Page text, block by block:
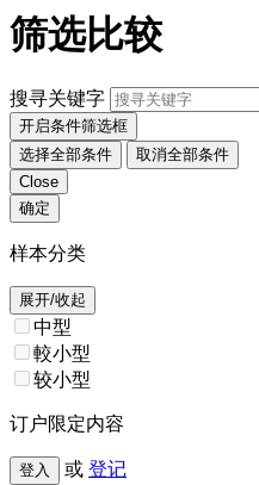
筛选比较
搜寻关键字
开启条件筛选框
选择全部条件
取消全部条件
Close
确定
样本分类
展开/收起
中型
較小型
较小型
订户限定内容
登入 或 登记